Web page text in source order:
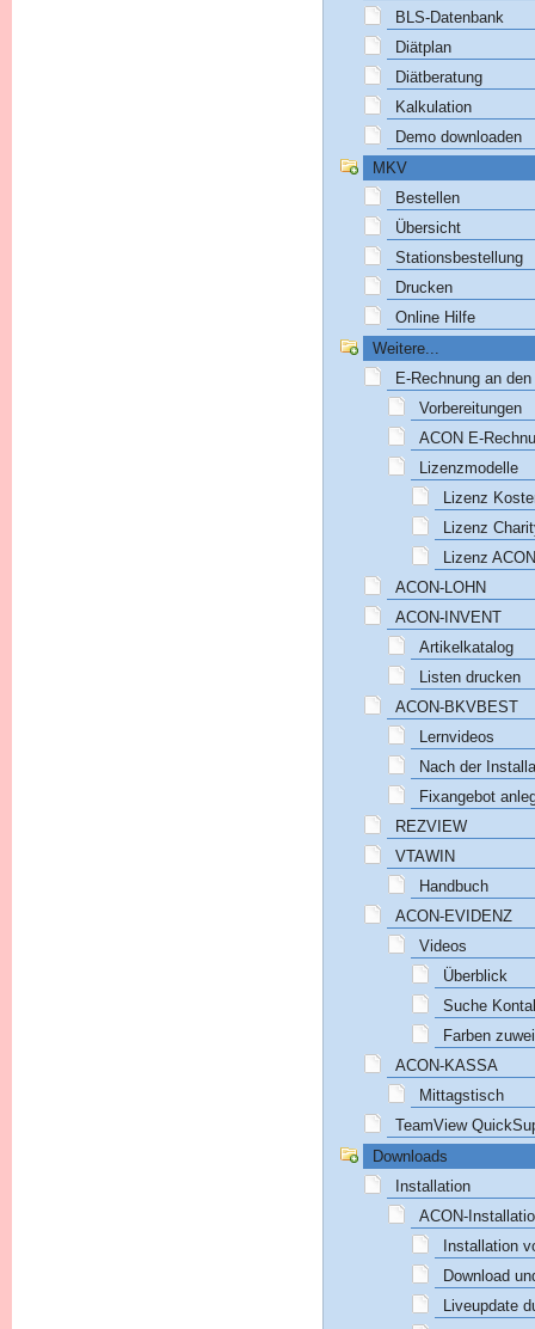
BLS-Datenbank
Diätplan
Diätberatung
Kalkulation
Demo downloaden
MKV
Bestellen
Übersicht
Stationsbestellung
Drucken
Online Hilfe
Weitere...
E-Rechnung an
Vorbereitungen
ACON E-
Lizenzmodelle
Lizenz
Lizenz
Lizenz
ACON-LOHN
ACON-INVENT
Artikelkatalog
Listen drucken
ACON-BKVBEST
Lernvideos
Nach der
Fixangebot
REZVIEW
VTAWIN
Handbuch
ACON-EVIDENZ
Videos
Überblick
Suche
Farben
ACON-KASSA
Mittagstisch
TeamView
Downloads
Installation
ACON-
Installation
Download
Liveupdate